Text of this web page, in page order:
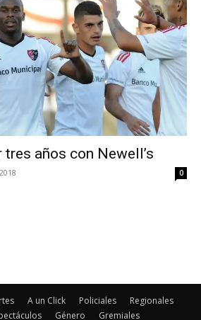
años con Newell’s
0
A un Click Policiales
Regionales
Género Gremiales